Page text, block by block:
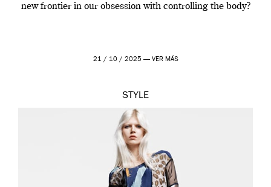
new frontier in our obsession with controlling the body?
21 / 10 / 2025 — VER MÁS
STYLE